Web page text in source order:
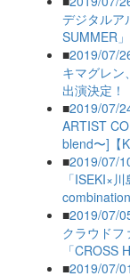
デジタル
SUMMER
■2019/07/
キマグレン
出演決定！
■2019/07/
ARTIST
blend〜]【K
■2019/07/
「ISEKI×
■2019/07/
クラウドフ
「
■2019/07/01